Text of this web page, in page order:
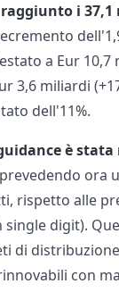
i
a Eur 10,7
3,6 miliardi
dell'11%.
è
ora
rispetto alle
single digit).
di
con